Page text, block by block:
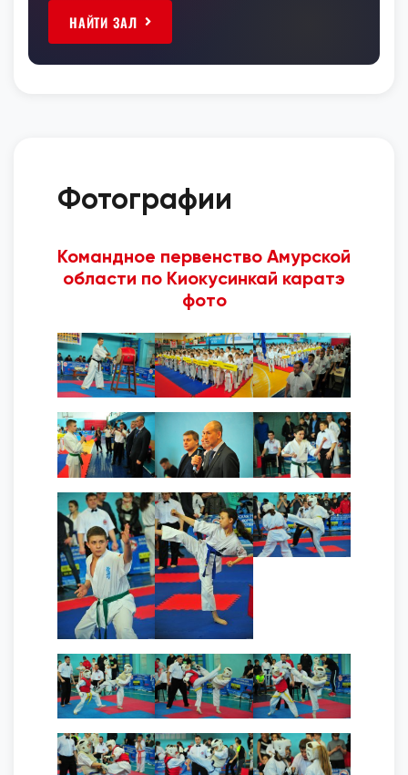
НАЙТИ ЗАЛ
Фотографии
Командное первенство Амурской
области по Киокусинкай каратэ
фото